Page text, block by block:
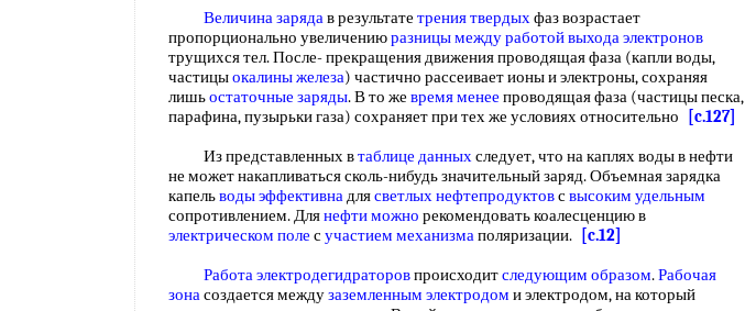
Величина зарядав результате трения твердыхфаз возрастает
пропорционально увеличениюразницы междуработой выхода электронов
трущихся тел. После- прекращения движения проводящая фаза (капли воды,
частицыокалины железа) частично рассеивает ионы и электроны, сохраняя
лишьостаточные заряды. В то же время менее проводящая фаза (частицы песка,
парафина, пузырьки газа) сохраняет при тех же условиях относительно
[c.127]
Из представленных втаблице данныхследует, что на каплях воды в нефти
не может накапливаться сколь-нибудь значительный заряд. Объемная зарядка
капельводы эффективнадлясветлых нефтепродуктовсвысоким удельным
сопротивлением. Длянефти можно рекомендовать коалесценцию в
электрическом поле сучастием механизмаполяризации.
[c.12]
Работа электродегидраторовпроисходитследующим образом.Рабочая
зонасоздается междузаземленным электродом и электродом, на который